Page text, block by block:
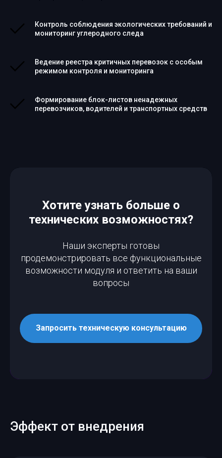
Контроль соблюдения экологических требований и
мониторинг углеродного следа
Ведение реестра критичных перевозок с особым
режимом контроля и мониторинга
Формирование блок-листов ненадежных
перевозчиков, водителей и транспортных средств
Хотите узнать больше о
технических возможностях?
Наши эксперты готовы
продемонстрировать все функциональные
возможности модуля и ответить на ваши
вопросы
Запросить техническую консультацию
Эффект от внедрения